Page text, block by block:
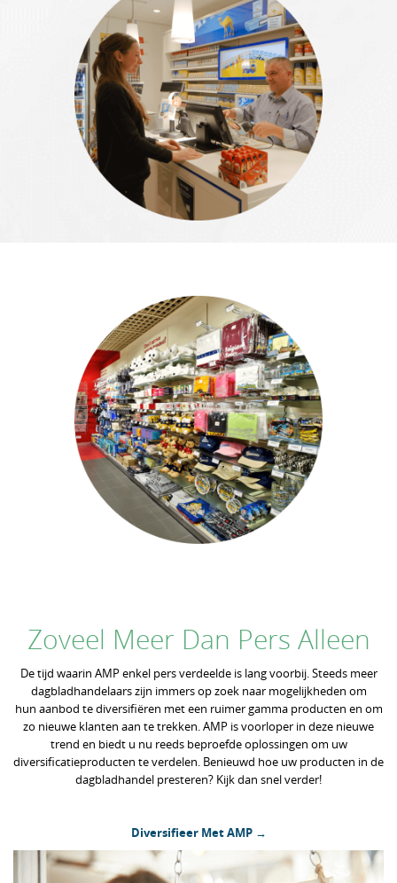
Zoveel Meer Dan Pers Alleen
De tijd waarin AMP enkel pers verdeelde is lang voorbij. Steeds meer
dagbladhandelaars zijn immers op zoek naar mogelijkheden om
hun aanbod te diversifiëren met een ruimer gamma producten en om
zo nieuwe klanten aan te trekken. AMP is voorloper in deze nieuwe
trend en biedt u nu reeds beproefde oplossingen om uw
diversificatieproducten te verdelen. Benieuwd hoe uw producten in de
dagbladhandel presteren? Kijk dan snel verder!
Diversifieer Met AMP →